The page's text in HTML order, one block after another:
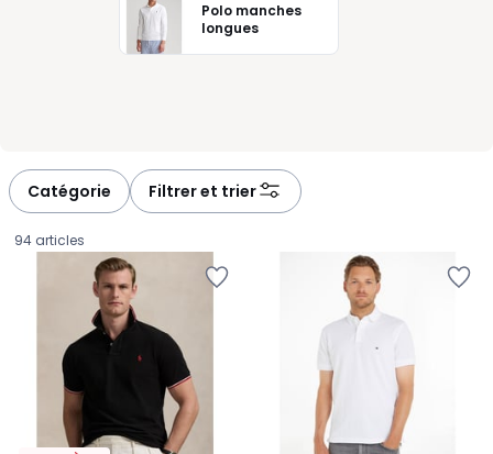
Polo manches
longues
Catégorie Filtrer et trier
94 articles